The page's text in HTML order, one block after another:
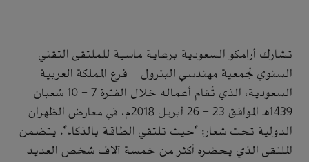
تشارك أرامكو السعودية برعاية ماسية للملتقى التقني
السنوي لجمعية مهندسي البترول – فرع المملكة العربية
السعودية، الذي تُقام أعماله خلال الفترة 7 - 10 شعبان
1439ه الموافق 23 - 26 أبريل 2018م، في معارض الظهران
الدولية تحت شعار: "حيث تلتقي الطاقة بالذكاء". يتضمن
الملتقى الذي يحضره أكثر من خمسة آلاف شخص العديد